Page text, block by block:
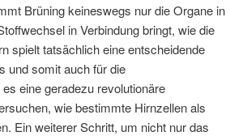
Brüning keineswegs nur die Organe in
in Verbindung bringt, wie die
spielt tatsächlich eine entscheidende
und somit auch für die
eine geradezu revolutionäre
wie bestimmte Hirnzellen als
Ein weiterer Schritt, um nicht nur das